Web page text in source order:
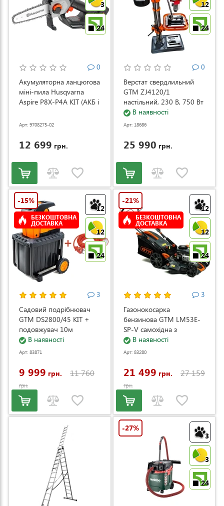
3
24
0
Акумуляторна ланцюгова
міні-пила Husqvarna
Aspire P8X-P4A KIT (АКБ і
Арт: 9708275-02
12 699 грн.
12
24
0
Верстат свердлильний
GTM ZJ4120/1
настільний, 230 В, 750 Вт
(ZJ4120/1)
В наявності
Арт: 18686
25 990 грн.
12
12
24
-15%
БЕЗКОШТОВНА
ДОСТАВКА
3
Садовий подрібнювач
GTM DS2800/45 KIT +
подовжувач 10м
(DS2800/45_KIT+ext.cord)
В наявності
Арт: 83871
9 999 грн. 11 760
грн.
12
12
24
-21%
БЕЗКОШТОВНА
ДОСТАВКА
3
Газонокосарка
бензинова GTM LM53E-
SP-V самохідна з
електростартером та
регулюванням швидкості
В наявності
Арт: 83280
21 499 грн. 27 159
грн.
3
3
24
-27%